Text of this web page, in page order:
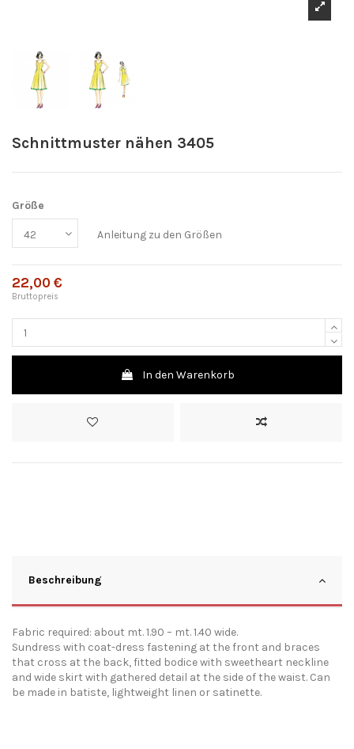
Schnittmuster nähen 3405
Größe
Anleitung zu den Größen
22,00 €
Bruttopreis
In den Warenkorb
Beschreibung
Fabric required: about mt. 1.90 – mt. 1.40 wide.
Sundress with coat-dress fastening at the front and braces
that cross at the back, fitted bodice with sweetheart neckline
and wide skirt with gathered detail at the side of the waist. Can
be made in batiste, lightweight linen or satinette.